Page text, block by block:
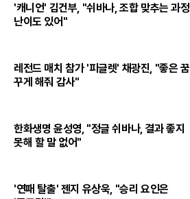
'캐니언' 김건부, "쉬바나, 조합 맞추는 과정
난이도 있어"
레전드 매치 참가 '피글렛' 채광진, "좋은 꿈
꾸게 해줘 감사"
한화생명 윤성영, "정글 쉬바나, 결과 좋지
못해 할 말 없어"
'연패 탈출' 젠지 유상욱, "승리 요인은